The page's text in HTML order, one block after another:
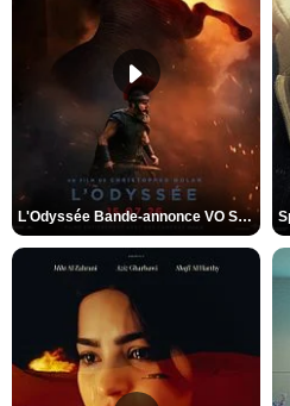
L'Odyssée Bande-annonce VO STFR